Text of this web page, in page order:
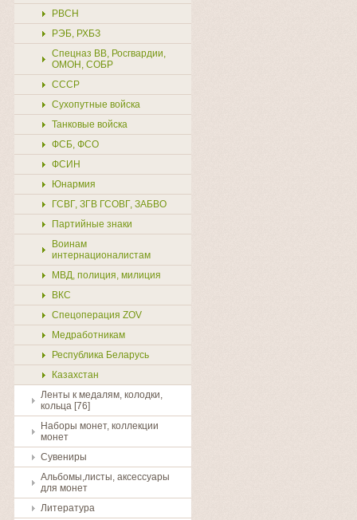
РВСН
РЭБ, РХБЗ
Спецназ ВВ, Росгвардии,
ОМОН, СОБР
СССР
Сухопутные войска
Танковые войска
ФСБ, ФСО
ФСИН
Юнармия
ГСВГ, ЗГВ ГСОВГ, ЗАБВО
Партийные знаки
Воинам
интернационалистам
МВД, полиция, милиция
ВКС
Спецоперация ZOV
Медработникам
Республика Беларусь
Казахстан
Ленты к медалям, колодки,
кольца [76]
Наборы монет, коллекции
монет
Сувениры
Альбомы,листы, аксессуары
для монет
Литература